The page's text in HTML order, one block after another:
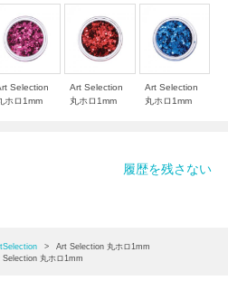
Selection
ホロ1mm
Art Selection
丸ホロ1mm
Art Selection
丸ホロ1mm
履歴を残さない
>
Art Selection 丸ホロ1mm
Selection 丸ホロ1mm